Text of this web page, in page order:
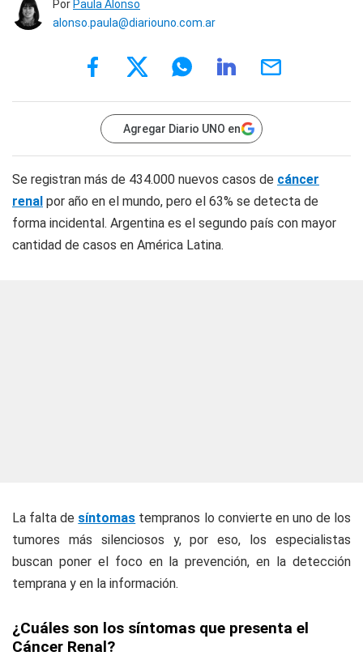
Por Paula Alonso
alonso.paula@diariouno.com.ar
Agregar Diario UNO en
Se registran más de 434.000 nuevos casos de cáncer
renal por año en el mundo, pero el 63% se detecta de
forma incidental. Argentina es el segundo país con mayor
cantidad de casos en América Latina.
La falta de síntomas tempranos lo convierte en uno de los
tumores más silenciosos y, por eso, los especialistas
buscan poner el foco en la prevención, en la detección
temprana y en la información.
¿Cuáles son los síntomas que presenta el
Cáncer Renal?